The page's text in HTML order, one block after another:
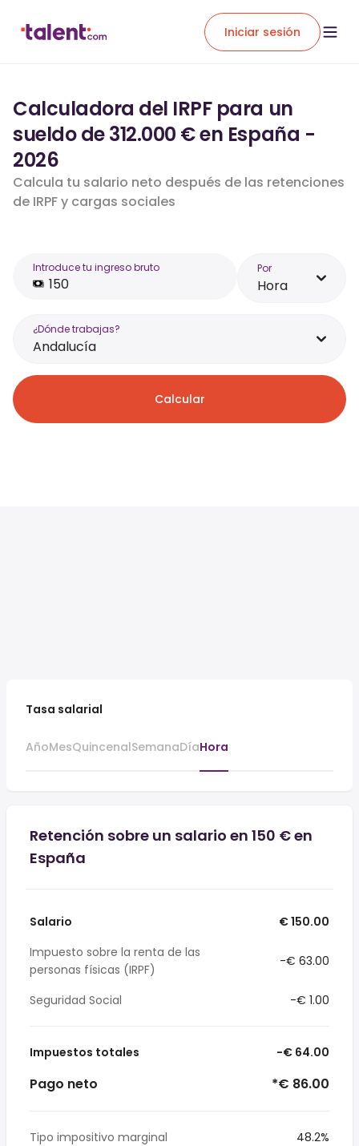
Iniciar sesión
Calculadora del IRPF para un
sueldo de 312.000 € en España -
2026
Calcula tu salario neto después de las retenciones
de IRPF y cargas sociales
Introduce tu ingreso bruto Por
Hora
¿Dónde trabajas?
Andalucía
Calcular
Tasa salarial
AñoMesQuincenalSemanaDíaHora
Retención sobre un salario en 150 € en
España
Salario
€ 150.00
Impuesto sobre la renta de las
personas físicas (IRPF)
-€ 63.00
Seguridad Social -€ 1.00
Impuestos totales -€ 64.00
Pago neto *€ 86.00
Tipo impositivo marginal
48.2%